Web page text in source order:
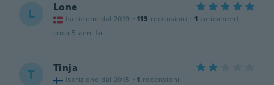
L Lone
Iscrizione dal 2019 · 113 recensioni · 1 caricamenti
circa 5 anni fa
T Tinja
Iscrizione dal 2015 · 1 recensioni